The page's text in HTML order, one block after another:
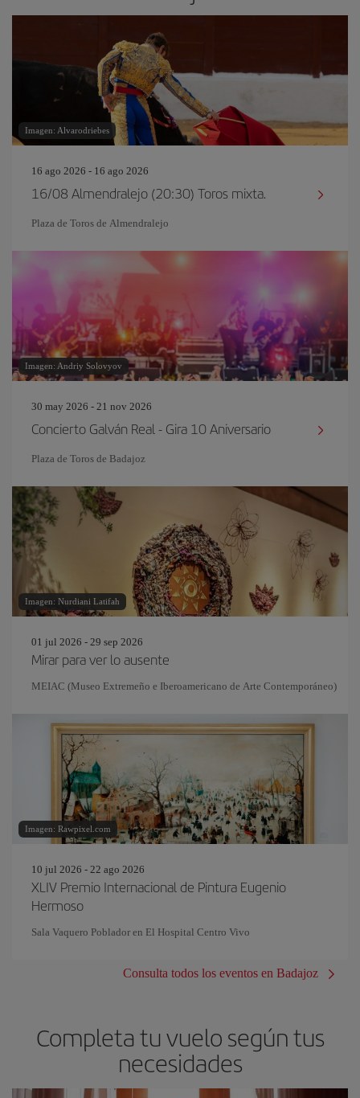
Imagen: Alvarodriebes
16 ago 2026 - 16 ago 2026
16/08 Almendralejo (20:30) Toros mixta.
Plaza de Toros de Almendralejo
Imagen: Andriy Solovyov
30 may 2026 - 21 nov 2026
Concierto Galván Real - Gira 10 Aniversario
Plaza de Toros de Badajoz
Imagen: Nurdiani Latifah
01 jul 2026 - 29 sep 2026
Mirar para ver lo ausente
MEIAC (Museo Extremeño e Iberoamericano de Arte Contemporáneo)
Imagen: Rawpixel.com
10 jul 2026 - 22 ago 2026
XLIV Premio Internacional de Pintura Eugenio
Hermoso
Sala Vaquero Poblador en El Hospital Centro Vivo
Consulta todos los eventos en Badajoz
Completa tu vuelo según tus
necesidades